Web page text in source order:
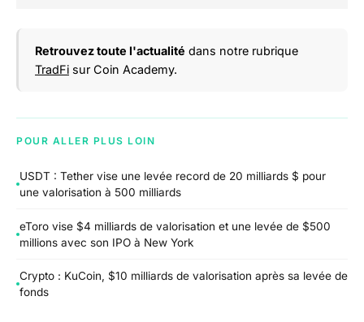
Retrouvez toute l'actualité dans notre rubrique
TradFi sur Coin Academy.
POUR ALLER PLUS LOIN
USDT : Tether vise une levée record de 20 milliards $ pour
une valorisation à 500 milliards
eToro vise $4 milliards de valorisation et une levée de $500
millions avec son IPO à New York
Crypto : KuCoin, $10 milliards de valorisation après sa levée de
fonds